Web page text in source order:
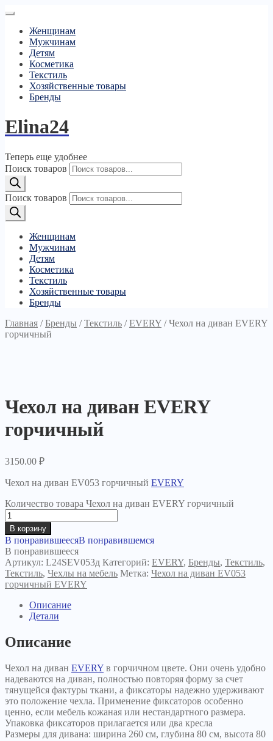
Женщинам
Мужчинам
Детям
Косметика
Текстиль
Хозяйственные товары
Бренды
Elina24
Теперь еще удобнее
Поиск товаров
Поиск товаров
Женщинам
Мужчинам
Детям
Косметика
Текстиль
Хозяйственные товары
Бренды
Главная /Бренды /Текстиль /EVERY /Чехол на диван EVERY
горчичный
Чехол на диван EVERY
горчичный
3150.00 ₽
Чехол на диван EV053 горчичный EVERY
Количество товара Чехол на диван EVERY горчичный
В корзину
В понравившеесяВ понравившемся
В понравившееся
Артикул: L24SEV053д Категорий: EVERY, Бренды, Текстиль,
Текстиль, Чехлы на мебель Метка: Чехол на диван EV053
горчичный EVERY
Описание
Детали
Описание
Чехол на диван EVERY в горчичном цвете. Они очень удобно
надеваются на диван, полностью повторяя форму за счет
тянущейся фактуры ткани, а фиксаторы надежно удерживают
это положение чехла. Применение фиксаторов особенно
ценно, если мебель кожаная или нестандартного размера.
Упаковка фиксаторов прилагается или два кресла
Размеры для дивана: ширина 260 см, глубина 80 см, высота 80